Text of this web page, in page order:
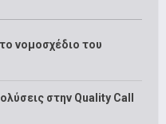
νομοσχέδιο του
στην Quality Call